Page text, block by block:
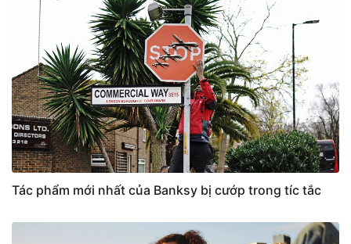
Tác phẩm mới nhất của Banksy bị cướp trong tíc tắc